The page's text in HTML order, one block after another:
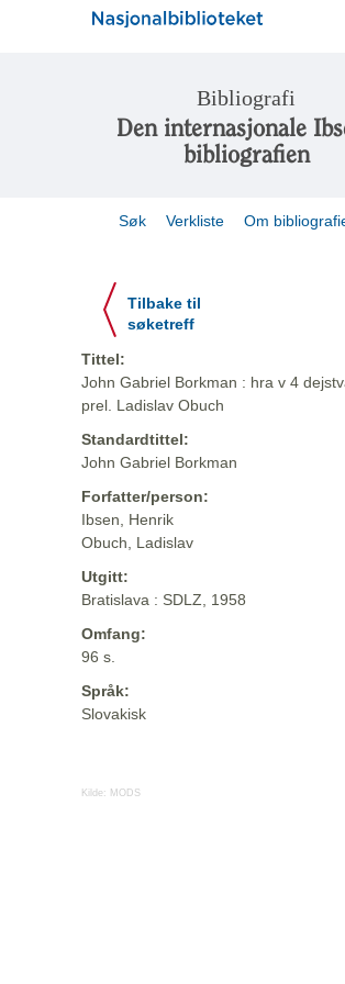
Bibliografi
Den internasjonale
bibliografien
Søk Verkliste Om
Tilbake til
søketreff
Tittel:
John Gabriel Borkman : hra v 4
prel. Ladislav Obuch
Standardtittel:
John Gabriel Borkman
Forfatter/person:
Ibsen, Henrik
Obuch, Ladislav
Utgitt:
Bratislava : SDLZ, 1958
Omfang:
96 s.
Språk:
Slovakisk
Kilde: MODS